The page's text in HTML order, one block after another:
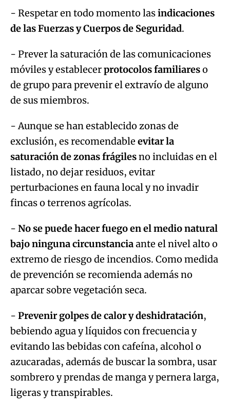
- Respetar en todo momento lasindicaciones
de las Fuerzas y Cuerpos de Seguridad.
- Prever la saturación de las comunicaciones
móviles y establecerprotocolos familiareso
de grupo para prevenir el extravío de alguno
de sus miembros.
- Aunque se han establecido zonas de
exclusión, es recomendable evitar la
saturación de zonas frágilesno incluidas en el
listado, no dejar residuos, evitar
perturbaciones en fauna local y no invadir
fincas o terrenos agrícolas.
- No se puede hacer fuego en el medio natural
bajo ninguna circunstanciaante el nivel alto o
extremo de riesgo de incendios. Como medida
de prevención se recomienda además no
aparcar sobre vegetación seca.
- Prevenir golpes de calor y deshidratación,
bebiendo agua y líquidos con frecuencia y
evitando las bebidas con cafeína, alcohol o
azucaradas, además de buscar la sombra, usar
sombrero y prendas de manga y pernera larga,
ligeras y transpirables.